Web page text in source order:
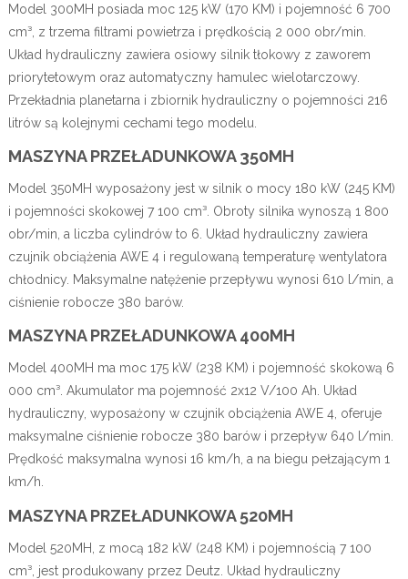
Model 300MH posiada moc 125 kW (170 KM) i pojemność 6 700
cm³, z trzema filtrami powietrza i prędkością 2 000 obr/min.
Układ hydrauliczny zawiera osiowy silnik tłokowy z zaworem
priorytetowym oraz automatyczny hamulec wielotarczowy.
Przekładnia planetarna i zbiornik hydrauliczny o pojemności 216
litrów są kolejnymi cechami tego modelu.
MASZYNA PRZEŁADUNKOWA 350MH
Model 350MH wyposażony jest w silnik o mocy 180 kW (245 KM)
i pojemności skokowej 7 100 cm³. Obroty silnika wynoszą 1 800
obr/min, a liczba cylindrów to 6. Układ hydrauliczny zawiera
czujnik obciążenia AWE 4 i regulowaną temperaturę wentylatora
chłodnicy. Maksymalne natężenie przepływu wynosi 610 l/min, a
ciśnienie robocze 380 barów.
MASZYNA PRZEŁADUNKOWA 400MH
Model 400MH ma moc 175 kW (238 KM) i pojemność skokową 6
000 cm³. Akumulator ma pojemność 2x12 V/100 Ah. Układ
hydrauliczny, wyposażony w czujnik obciążenia AWE 4, oferuje
maksymalne ciśnienie robocze 380 barów i przepływ 640 l/min.
Prędkość maksymalna wynosi 16 km/h, a na biegu pełzającym 1
km/h.
MASZYNA PRZEŁADUNKOWA 520MH
Model 520MH, z mocą 182 kW (248 KM) i pojemnością 7 100
cm³, jest produkowany przez Deutz. Układ hydrauliczny